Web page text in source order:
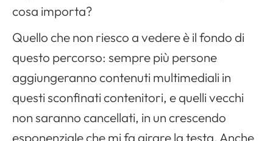
cosa importa?
Quello che non riesco a vedere è il fondo di
questo percorso: sempre più persone
aggiungeranno contenuti multimediali in
questi sconfinati contenitori, e quelli vecchi
non saranno cancellati, in un crescendo
esponenziale che mi fa girare la testa. Anche